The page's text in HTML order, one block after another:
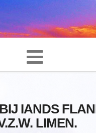
IANDS
LIMEN.